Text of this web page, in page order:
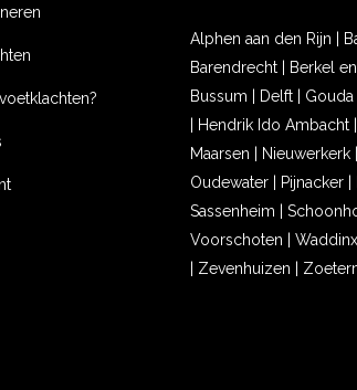
Alphen aan den Rijn
Barendrecht
Berkel
Bussum
Delft Gouda
Hendrik Ido Ambacht
Maarsen
Nieuwerkerk
Oudewater
Pijnacker
Sassenheim
Voorschoten
Zevenhuizen